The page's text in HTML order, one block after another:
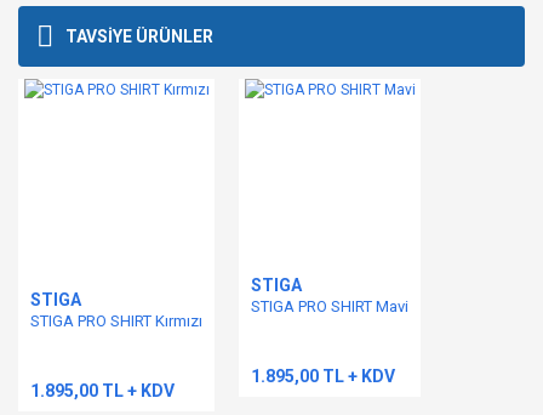
Bu ürüne ilk yorumu siz yapın!
kullanarak tarafımıza iletebilirsiniz.
Görüş ve önerileriniz için teşekkür ederiz.
TAVSİYE ÜRÜNLER
STIGA
STIGA PRO SHIRT Kırmızı
1.895,00 TL + KDV
STIGA
STIGA PRO SHIRT Mavi
1.895,00 TL + KDV